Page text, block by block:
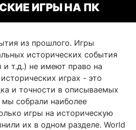
ИГРЫ НА ПК
из прошлого. Игры
исторических события
т.д.) не имеют право на
играх - это
и точности в описываемых
собрали наиболее
игры на историческую
их в одном разделе. World